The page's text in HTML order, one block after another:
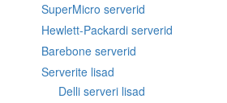
SuperMicro serverid
Hewlett-Packardi serverid
Barebone serverid
Serverite lisad
Delli serveri lisad